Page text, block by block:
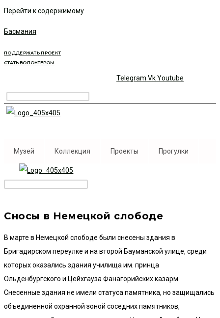
Перейти к содержимому
Басмания
ПОДДЕРЖАТЬ ПРОЕКТ
СТАТЬ ВОЛОНТЕРОМ
Telegram VkYoutube
Музей Коллекция Проекты Прогулки
Сносы в Немецкой слободе
В марте в Немецкой слободе были снесены здания в
Бригадирском переулке и на второй Бауманской улице, среди
которых оказались здания училища им. принца
Ольденбургского и Цейхгауза Фанагорийских казарм.
Снесенные здания не имели статуса памятника, но защищались
объединенной охранной зоной соседних памятников,